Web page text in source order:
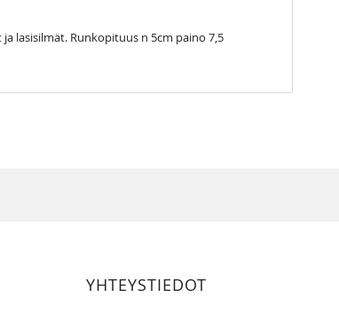
lasisilmät. Runkopituus n 5cm paino 7,5
YHTEYSTIEDOT